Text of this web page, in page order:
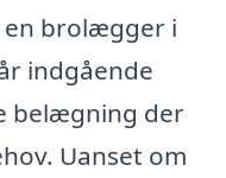
en brolægger i
indgående
belægning der
Uanset om